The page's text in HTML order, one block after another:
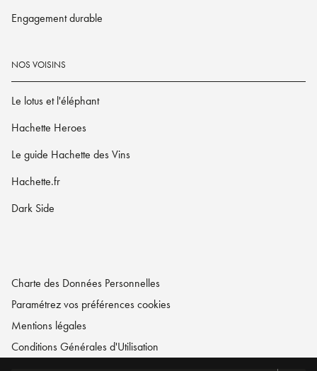
Engagement durable
NOS VOISINS
Le lotus et l'éléphant
Hachette Heroes
Le guide Hachette des Vins
Hachette.fr
Dark Side
Charte des Données Personnelles
Paramétrez vos préférences cookies
Mentions légales
Conditions Générales d'Utilisation